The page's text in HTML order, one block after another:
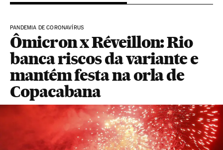
PANDEMIA DE CORONAVÍRUS
Ômicron x Réveillon: Rio
banca riscos da variante e
mantém festa na orla de
Copacabana